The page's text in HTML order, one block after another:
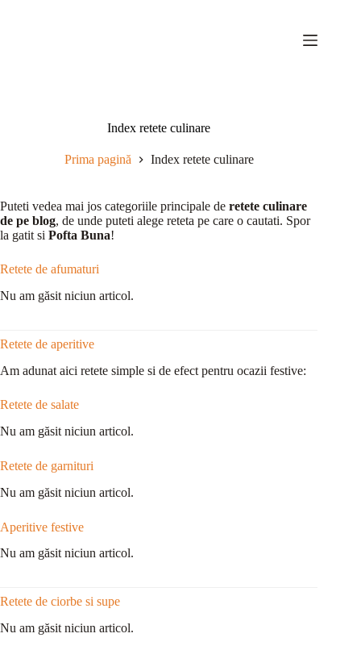
Index retete culinare
Prima pagină Index retete culinare
Puteti vedea mai jos categoriile principale de retete culinare
de pe blog, de unde puteti alege reteta pe care o cautati. Spor
la gatit si Pofta Buna!
Retete de afumaturi
Nu am găsit niciun articol.
Retete de aperitive
Am adunat aici retete simple si de efect pentru ocazii festive:
Retete de salate
Nu am găsit niciun articol.
Retete de garnituri
Nu am găsit niciun articol.
Aperitive festive
Nu am găsit niciun articol.
Retete de ciorbe si supe
Nu am găsit niciun articol.